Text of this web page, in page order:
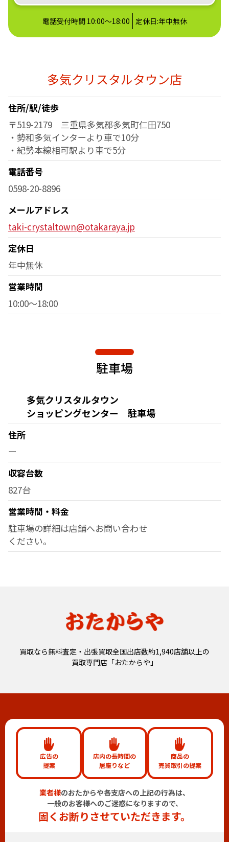
電話受付時間 10:00～18:00 定休日:年中無休
多気クリスタルタウン店
住所/駅/徒歩
〒519-2179 三重県多気郡多気町仁田750
・勢和多気インターより車で10分
・紀勢本線相可駅より車で5分
電話番号
0598-20-8896
メールアドレス
taki-crystaltown@otakaraya.jp
定休日
年中無休
営業時間
10:00～18:00
駐車場
多気クリスタルタウン
ショッピングセンター 駐車場
住所
ー
収容台数
827台
営業時間・料金
駐車場の詳細は店舗へお問い合わせ
ください。
買取なら無料査定・出張買取全国出店数約1,940店舗以上の
買取専門店「おたからや」
広告の
提案
店内の長時間の
居座りなど
商品の
売買取引の提案
業者様のおたからや各支店への上記の行為は、
一般のお客様へのご迷惑になりますので、
固くお断りさせていただきます。